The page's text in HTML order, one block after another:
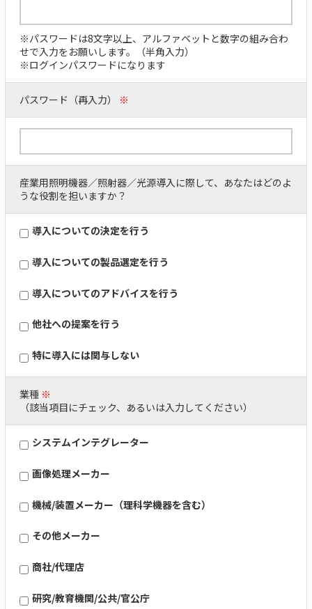
※パスワードは8文字以上、アルファベットと数字の組み合わ
せで入力をお願いします。（半角入力）
※ログインパスワードになります
パスワード（再入力） ※
産業用照明機器／照射器／光源導入に際して、あなたはどのよ
うな役割を担いますか？
導入についての決定を行う
導入についての製品選定を行う
導入についてのアドバイスを行う
他社への提案を行う
特に導入には関与しない
業種 ※
（該当項目にチェック、あるいは入力してください）
システムインテグレーター
画像処理メーカー
機械/装置メーカー（理科学機器を含む）
その他メーカー
商社/代理店
研究/教育機関/公共/官公庁